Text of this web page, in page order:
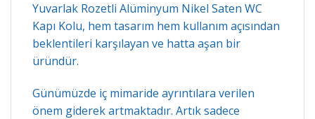
Yuvarlak Rozetli Alüminyum Nikel Saten WC
Kapı Kolu, hem tasarım hem kullanım açısından
beklentileri karşılayan ve hatta aşan bir
üründür.
Günümüzde iç mimaride ayrıntılara verilen
önem giderek artmaktadır. Artık sadece